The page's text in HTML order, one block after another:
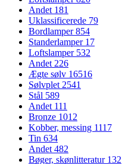
Andet 181
Uklassificerede 79
Bordlamper854
Standerlamper 17
Loftslamper 532
Andet226
Ægte sølv 16516
Sølvplet2541
Stål 589
Andet 111
Bronze 1012
Kobber, messing 1117
Tin 634
Andet482
Bøger, skønlitteratur 132